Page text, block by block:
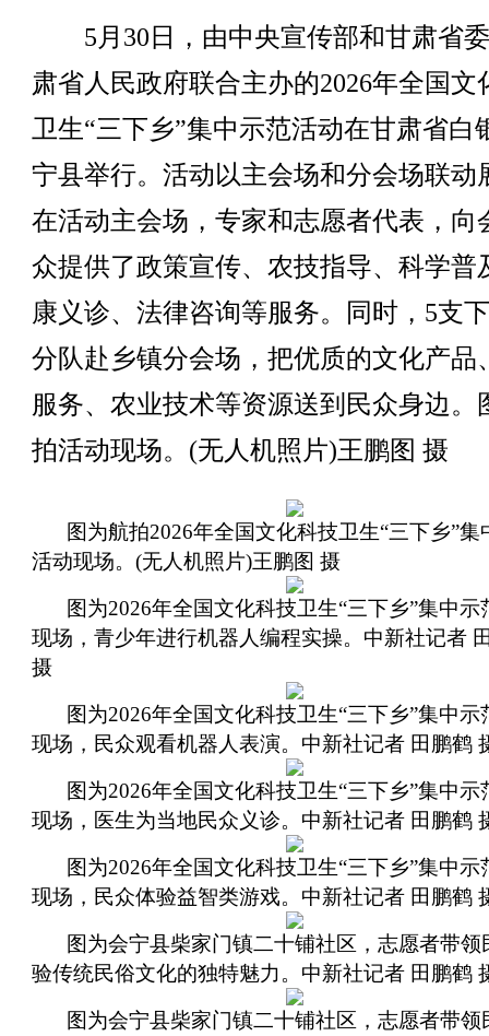
5月30日，由中央宣传部和甘肃省
肃省人民政府联合主办的2026年全国文
卫生“三下乡”集中示范活动在甘肃省白
宁县举行。活动以主会场和分会场联动
在活动主会场，专家和志愿者代表，向
众提供了政策宣传、农技指导、科学普
康义诊、法律咨询等服务。同时，5支
分队赴乡镇分会场，把优质的文化产品
服务、农业技术等资源送到民众身边。
拍活动现场。(无人机照片)王鹏图 摄
图为航拍2026年全国文化科技卫生“三下乡”集
活动现场。(无人机照片)王鹏图 摄
图为2026年全国文化科技卫生“三下乡”集中示
现场，青少年进行机器人编程实操。中新社记者
摄
图为2026年全国文化科技卫生“三下乡”集中示
现场，民众观看机器人表演。中新社记者 田鹏鹤
图为2026年全国文化科技卫生“三下乡”集中示
现场，医生为当地民众义诊。中新社记者 田鹏鹤
图为2026年全国文化科技卫生“三下乡”集中示
现场，民众体验益智类游戏。中新社记者 田鹏鹤
图为会宁县柴家门镇二十铺社区，志愿者带领
验传统民俗文化的独特魅力。中新社记者 田鹏鹤
图为会宁县柴家门镇二十铺社区，志愿者带领